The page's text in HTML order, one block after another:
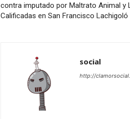
contra imputado por Maltrato Animal y
Calificadas en San Francisco Lachigoló
social
http://